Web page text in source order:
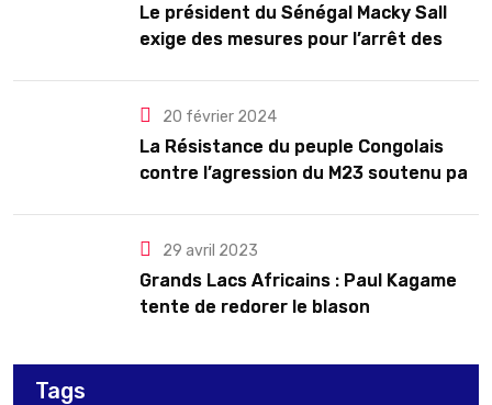
Le président du Sénégal Macky Sall
exige des mesures pour l’arrêt des
20 février 2024
La Résistance du peuple Congolais
contre l’agression du M23 soutenu par
29 avril 2023
Grands Lacs Africains : Paul Kagame
tente de redorer le blason
Tags